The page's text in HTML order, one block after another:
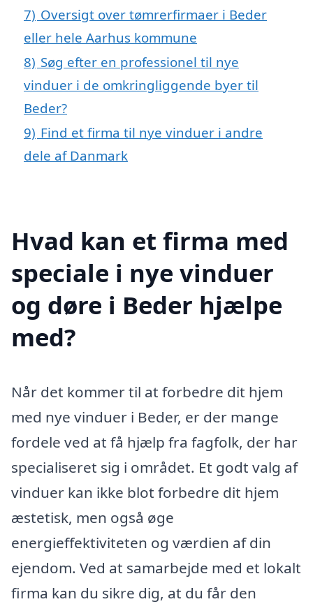
7) Oversigt over tømrerfirmaer i Beder
eller hele Aarhus kommune
8) Søg efter en professionel til nye
vinduer i de omkringliggende byer til
Beder?
9) Find et firma til nye vinduer i andre
dele af Danmark
Hvad kan et firma med
speciale i nye vinduer
og døre i Beder hjælpe
med?
Når det kommer til at forbedre dit hjem
med nye vinduer i Beder, er der mange
fordele ved at få hjælp fra fagfolk, der har
specialiseret sig i området. Et godt valg af
vinduer kan ikke blot forbedre dit hjem
æstetisk, men også øge
energieffektiviteten og værdien af din
ejendom. Ved at samarbejde med et lokalt
firma kan du sikre dig, at du får den